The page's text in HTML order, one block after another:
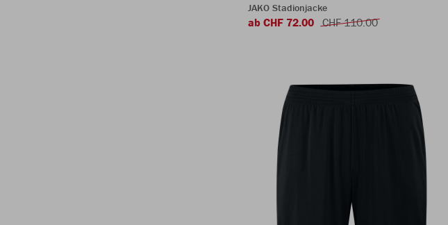
JAKO Stadionjacke
ab CHF 72.00 CHF 110.00